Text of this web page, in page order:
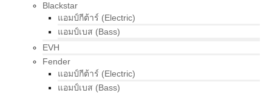
Blackstar
แอมป์กีต้าร์ (Electric)
แอมป์เบส (Bass)
EVH
Fender
แอมป์กีต้าร์ (Electric)
แอมป์เบส (Bass)